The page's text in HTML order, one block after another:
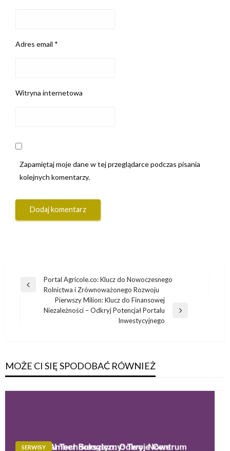
Adres email *
Witryna internetowa
Zapamiętaj moje dane w tej przeglądarce podczas pisania
kolejnych komentarzy.
Nawigacja
wpisu
Poprzedni
Portal Agricole.co: Klucz do Nowoczesnego
Rolnictwa i Zrównoważonego Rozwoju
Następny
Pierwszy Milion: Klucz do Finansowej
Niezależności – Odkryj Potencjał Portalu
Inwestycyjnego
MOŻE CI SIĘ SPODOBAĆ RÓWNIEŻ
SERWISY